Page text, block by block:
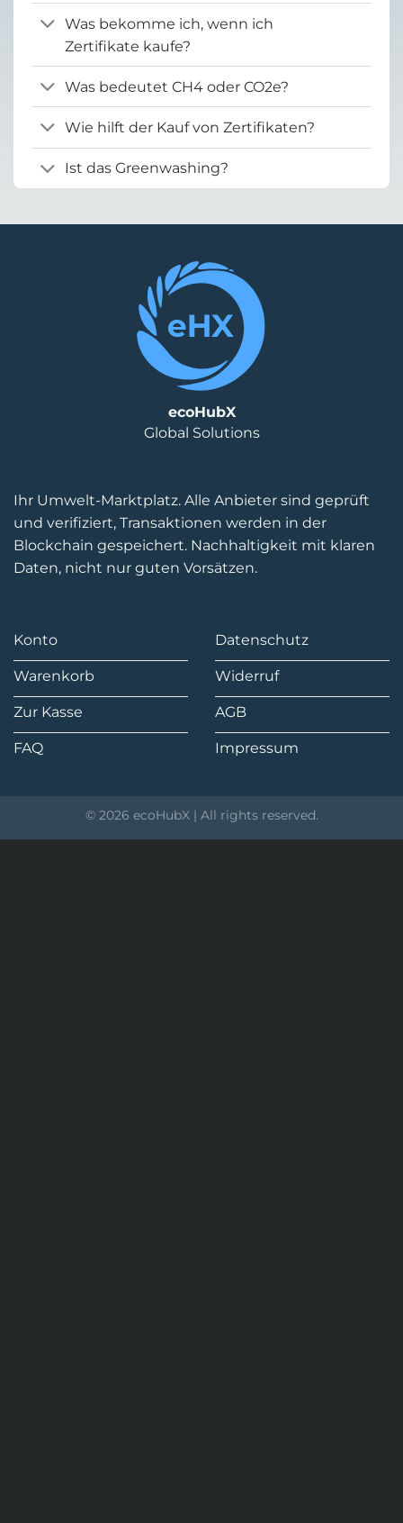
Was bekomme ich, wenn ich
Zertifikate kaufe?
Was bedeutet CH4 oder CO2e?
Wie hilft der Kauf von Zertifikaten?
Ist das Greenwashing?
Ihr Umwelt-Marktplatz. Alle Anbieter sind geprüft
und verifiziert, Transaktionen werden in der
Blockchain gespeichert. Nachhaltigkeit mit klaren
Daten, nicht nur guten Vorsätzen.
Konto
Warenkorb
Zur Kasse
FAQ
Datenschutz
Widerruf
AGB
Impressum
ecoHubX
Global Solutions
© 2026 ecoHubX | All rights reserved.